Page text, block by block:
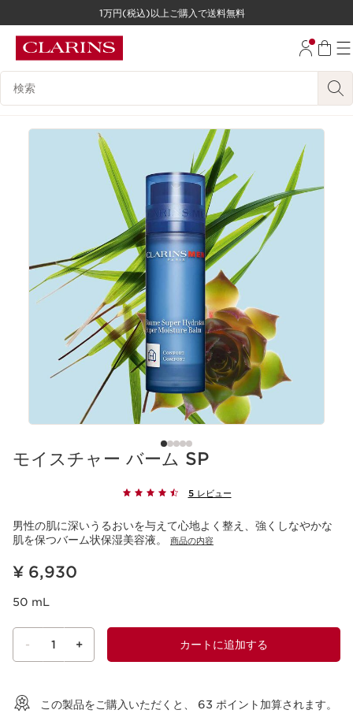
コンテンツへ移動
1万円(税込)以上ご購入で送料無料
検索候補
モイスチャー バーム SP
5 レビュー
男性の肌に深いうるおいを与えて心地よく整え、強くしなやかな
肌を保つバーム状保湿美容液。 商品の内容
現在表示中の製品の価格 ¥ 6,930
¥ 6,930
50 mL
- 1 + カートに追加する
この製品をご購入いただくと、 63 ポイント加算されます。